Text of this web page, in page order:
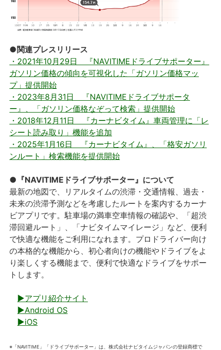
●関連プレスリリース
・2021年10月29日 『NAVITIMEドライブサポーター』
ガソリン価格の傾向を可視化した「ガソリン価格マッ
プ」提供開始
・2023年8月31日 『NAVITIMEドライブサポータ
ー』、「ガソリン価格なぞって検索」提供開始
・2018年12月11日 『カーナビタイム』車両管理に「レ
シート読み取り」機能を追加
・2025年1月16日 『カーナビタイム』、「格安ガソリ
ンルート」検索機能を提供開始
●『NAVITIMEドライブサポーター』について
最新の地図で、リアルタイムの渋滞・交通情報、過去・
未来の渋滞予測などを考慮したルートを案内するカーナ
ビアプリです。駐車場の満車空車情報の確認や、「超渋
滞回避ルート」、「ナビタイムマイレージ」など、便利
で快適な機能をご利用になれます。プロドライバー向け
の本格的な機能から、初心者向けの機能やドライブをよ
り楽しくする機能まで、便利で快適なドライブをサポー
トします。
▶アプリ紹介サイト
▶Android OS
▶iOS
※「NAVITIME」「ドライブサポーター」は、株式会社ナビタイムジャパンの登録商標で